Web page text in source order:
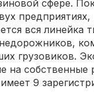
сфере.
предприятиях,
вся линейка
грузовиков.
на собственные
9